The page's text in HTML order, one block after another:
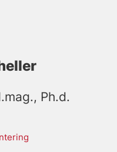
Ph.d.